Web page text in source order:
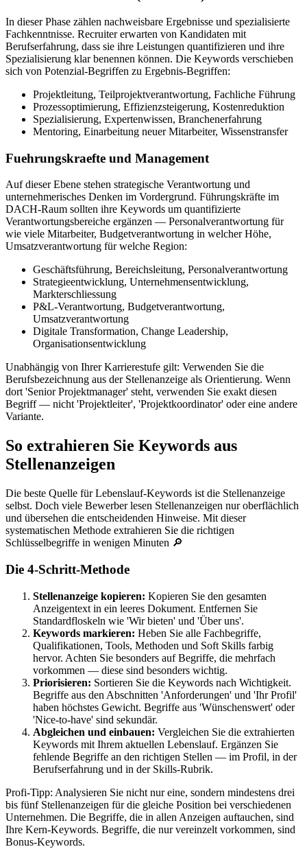
In dieser Phase zählen nachweisbare Ergebnisse und spezialisierte
Fachkenntnisse. Recruiter erwarten von Kandidaten mit
Berufserfahrung, dass sie ihre Leistungen quantifizieren und ihre
Spezialisierung klar benennen können. Die Keywords verschieben
sich von Potenzial-Begriffen zu Ergebnis-Begriffen:
Projektleitung, Teilprojektverantwortung, Fachliche Führung
Prozessoptimierung, Effizienzsteigerung, Kostenreduktion
Spezialisierung, Expertenwissen, Branchenerfahrung
Mentoring, Einarbeitung neuer Mitarbeiter, Wissenstransfer
Fuehrungskraefte und Management
Auf dieser Ebene stehen strategische Verantwortung und
unternehmerisches Denken im Vordergrund. Führungskräfte im
DACH-Raum sollten ihre Keywords um quantifizierte
Verantwortungsbereiche ergänzen — Personalverantwortung für
wie viele Mitarbeiter, Budgetverantwortung in welcher Höhe,
Umsatzverantwortung für welche Region:
Geschäftsführung, Bereichsleitung, Personalverantwortung
Strategieentwicklung, Unternehmensentwicklung,
Markterschliessung
P&L-Verantwortung, Budgetverantwortung,
Umsatzverantwortung
Digitale Transformation, Change Leadership,
Organisationsentwicklung
Unabhängig von Ihrer Karrierestufe gilt: Verwenden Sie die
Berufsbezeichnung aus der Stellenanzeige als Orientierung. Wenn
dort 'Senior Projektmanager' steht, verwenden Sie exakt diesen
Begriff — nicht 'Projektleiter', 'Projektkoordinator' oder eine andere
Variante.
So extrahieren Sie Keywords aus
Stellenanzeigen
Die beste Quelle für Lebenslauf-Keywords ist die Stellenanzeige
selbst. Doch viele Bewerber lesen Stellenanzeigen nur oberflächlich
und übersehen die entscheidenden Hinweise. Mit dieser
systematischen Methode extrahieren Sie die richtigen
Schlüsselbegriffe in wenigen Minuten 🔎
Die 4-Schritt-Methode
Stellenanzeige kopieren: Kopieren Sie den gesamten
Anzeigentext in ein leeres Dokument. Entfernen Sie
Standardfloskeln wie 'Wir bieten' und 'Über uns'.
Keywords markieren: Heben Sie alle Fachbegriffe,
Qualifikationen, Tools, Methoden und Soft Skills farbig
hervor. Achten Sie besonders auf Begriffe, die mehrfach
vorkommen — diese sind besonders wichtig.
Priorisieren: Sortieren Sie die Keywords nach Wichtigkeit.
Begriffe aus den Abschnitten 'Anforderungen' und 'Ihr Profil'
haben höchstes Gewicht. Begriffe aus 'Wünschenswert' oder
'Nice-to-have' sind sekundär.
Abgleichen und einbauen: Vergleichen Sie die extrahierten
Keywords mit Ihrem aktuellen Lebenslauf. Ergänzen Sie
fehlende Begriffe an den richtigen Stellen — im Profil, in der
Berufserfahrung und in der Skills-Rubrik.
Profi-Tipp: Analysieren Sie nicht nur eine, sondern mindestens drei
bis fünf Stellenanzeigen für die gleiche Position bei verschiedenen
Unternehmen. Die Begriffe, die in allen Anzeigen auftauchen, sind
Ihre Kern-Keywords. Begriffe, die nur vereinzelt vorkommen, sind
Bonus-Keywords.